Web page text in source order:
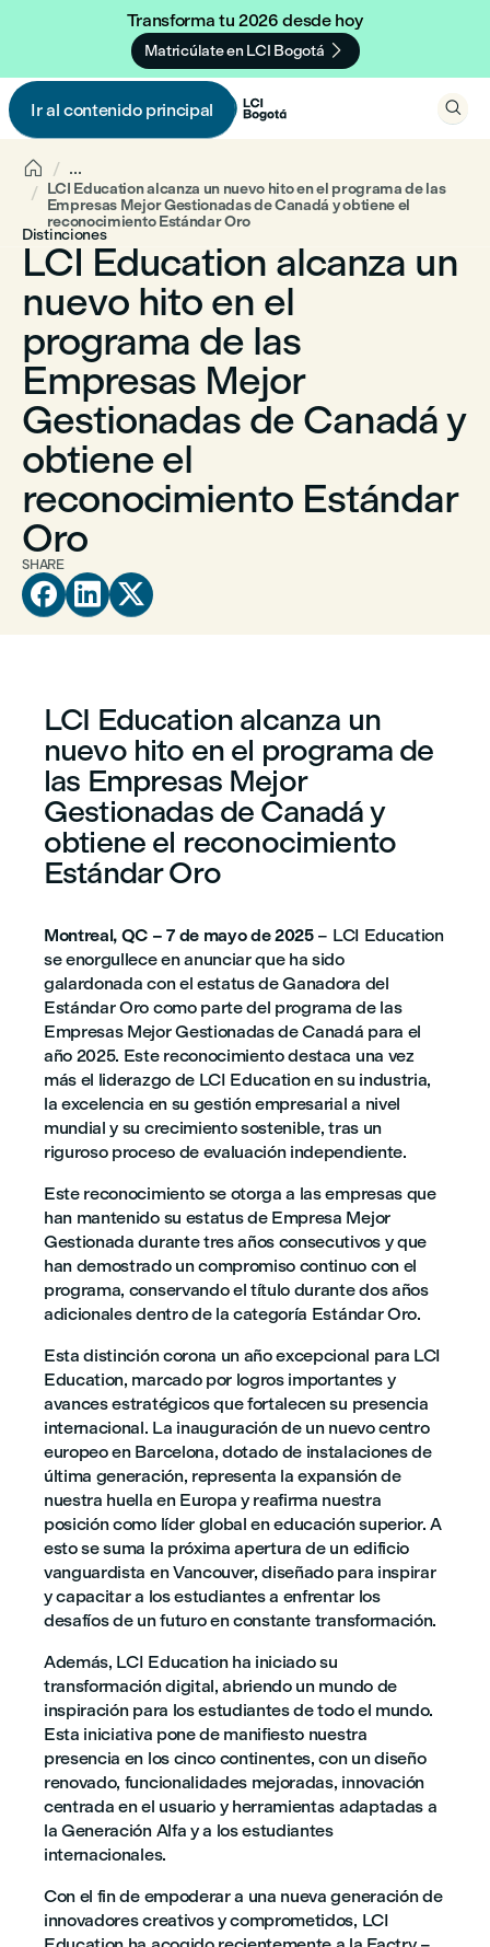
Transforma tu 2026 desde hoy
Matricúlate en LCI Bogotá 
Ir al contenido principal
 
 ...
LCI Education alcanza un nuevo hito en el programa de las
Empresas Mejor Gestionadas de Canadá y obtiene el
reconocimiento Estándar Oro
Distinciones
LCI Education alcanza un
nuevo hito en el
programa de las
Empresas Mejor
Gestionadas de Canadá y
obtiene el
reconocimiento Estándar
Oro
SHARE
  
LCI Education alcanza un
nuevo hito en el programa de
las Empresas Mejor
Gestionadas de Canadá y
obtiene el reconocimiento
Estándar Oro
Montreal, QC –7 de mayo de 2025– LCI Education
se enorgullece en anunciar que ha sido
galardonada con el estatus de Ganadora del
Estándar Oro como parte del programa de las
Empresas Mejor Gestionadas de Canadá para el
año 2025. Este reconocimiento destaca una vez
más el liderazgo de LCI Education en su industria,
la excelencia en su gestión empresarial a nivel
mundial y su crecimiento sostenible, tras un
riguroso proceso de evaluación independiente.
Este reconocimiento se otorga a las empresas que
han mantenido su estatus de Empresa Mejor
Gestionada durante tres años consecutivos y que
han demostrado un compromiso continuo con el
programa, conservando el título durante dos años
adicionales dentro de la categoría Estándar Oro.
Esta distinción corona un año excepcional para LCI
Education, marcado por logros importantes y
avances estratégicos que fortalecen su presencia
internacional. La inauguración de un nuevo centro
europeo en Barcelona, dotado de instalaciones de
última generación, representa la expansión de
nuestra huella en Europa y reafirma nuestra
posición como líder global en educación superior. A
esto se suma la próxima apertura de un edificio
vanguardista en Vancouver, diseñado para inspirar
y capacitar a los estudiantes a enfrentar los
desafíos de un futuro en constante transformación.
Además, LCI Education ha iniciado su
transformación digital, abriendo un mundo de
inspiración para los estudiantes de todo el mundo.
Esta iniciativa pone de manifiesto nuestra
presencia en los cinco continentes, con un diseño
renovado, funcionalidades mejoradas, innovación
centrada en el usuario y herramientas adaptadas a
la Generación Alfa y a los estudiantes
internacionales.
Con el fin de empoderar a una nueva generación de
innovadores creativos y comprometidos, LCI